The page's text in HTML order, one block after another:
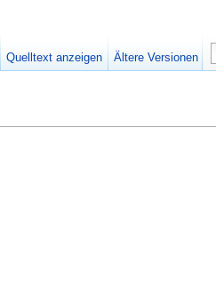
Quelltext anzeigen Ältere Versionen